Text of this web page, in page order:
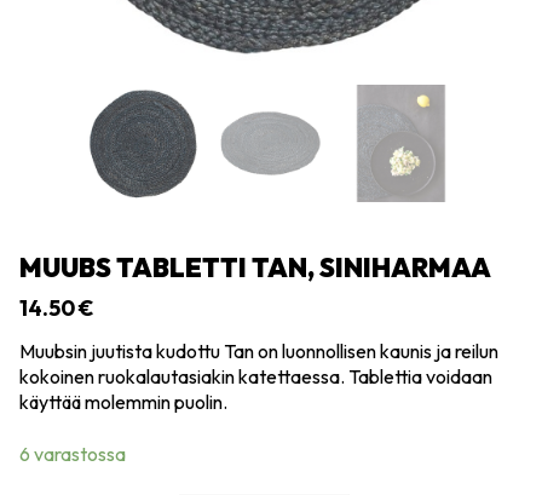
MUUBS TABLETTI TAN, SINIHARMAA
14.50€
Muubsin juutista kudottuTan on luonnollisen kaunis ja reilun
kokoinen ruokalautasiakin katettaessa. Tablettia voidaan
käyttää molemmin puolin.
6 varastossa